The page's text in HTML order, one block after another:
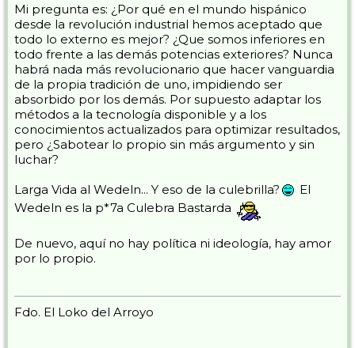
Mi pregunta es: ¿Por qué en el mundo hispánico
desde la revolución industrial hemos aceptado que
todo lo externo es mejor? ¿Que somos inferiores en
todo frente a las demás potencias exteriores? Nunca
habrá nada más revolucionario que hacer vanguardia
de la propia tradición de uno, impidiendo ser
absorbido por los demás. Por supuesto adaptar los
métodos a la tecnología disponible y a los
conocimientos actualizados para optimizar resultados,
pero ¿Sabotear lo propio sin más argumento y sin
luchar?
Larga Vida al Wedeln... Y eso de la culebrilla?
El
Wedeln es la p*7a Culebra Bastarda
De nuevo, aquí no hay política ni ideología, hay amor
por lo propio.
Fdo. El Loko del Arroyo